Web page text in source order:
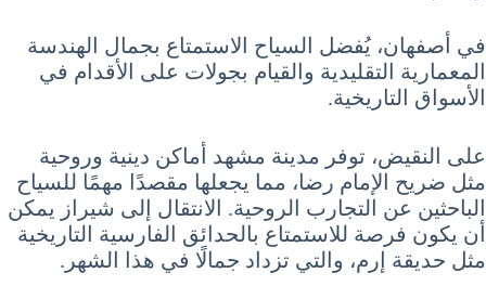
في أصفهان، يُفضل السياح الاستمتاع بجمال الهندسة
المعمارية التقليدية والقيام بجولات على الأقدام في
الأسواق التاريخية.
على النقيض، توفر مدينة مشهد أماكن دينية وروحية
مثل ضريح الإمام رضا، مما يجعلها مقصدًا مهمًا للسياح
الباحثين عن التجارب الروحية. الانتقال إلى شيراز يمكن
أن يكون فرصة للاستمتاع بالحدائق الفارسية التاريخية
مثل حديقة إرم، والتي تزداد جمالًا في هذا الشهر.